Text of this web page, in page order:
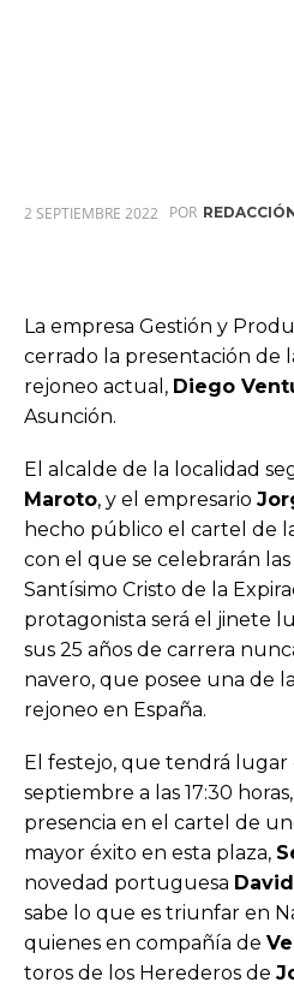
2 SEPTIEMBRE 2022 POR
La empresa Gestión y
cerrado la presentación de
rejoneo actual, Diego
Asunción.
El alcalde de la localidad
Maroto, y el empresario
hecho público el cartel de
con el que se celebrarán
Santísimo Cristo de la
protagonista será el jinete
sus 25 años de carrera
navero, que posee una de
rejoneo en España.
El festejo, que tendrá lugar
septiembre a las 17:30
presencia en el cartel de
mayor éxito en esta plaza,
novedad portuguesa
sabe lo que es triunfar en
quienes en compañía de
toros de los Herederos de